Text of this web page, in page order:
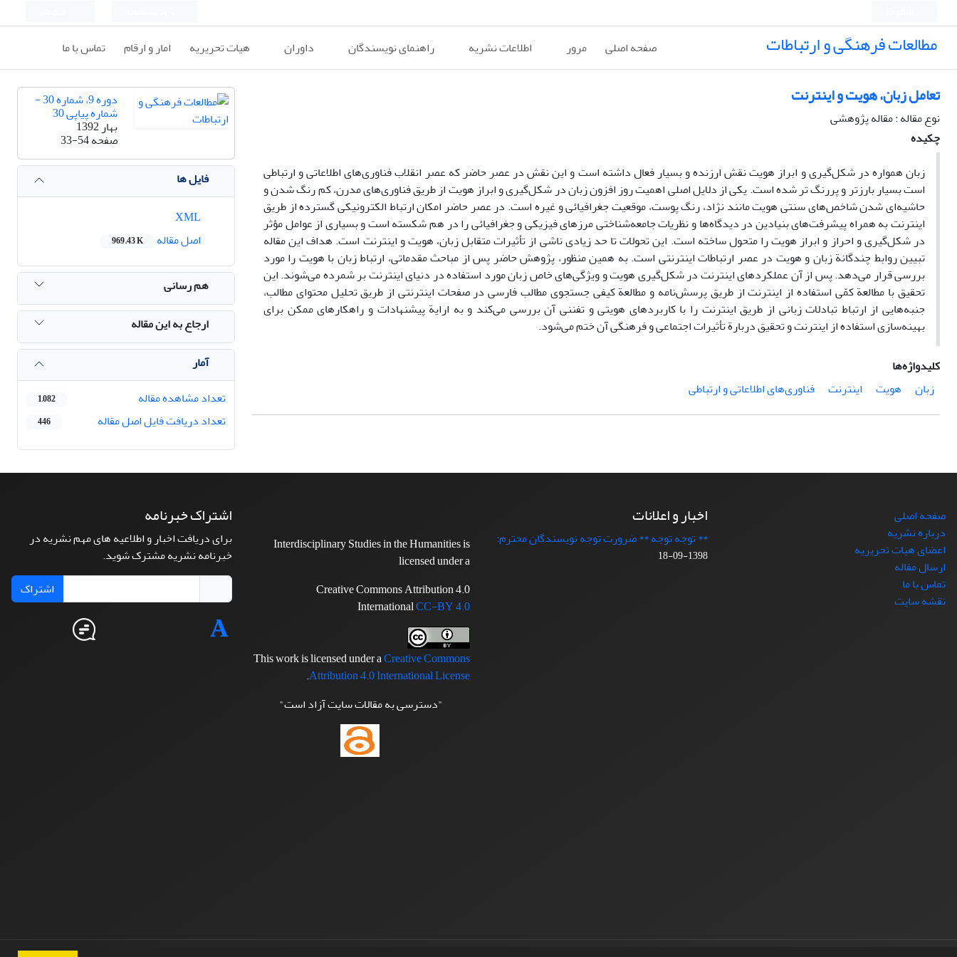
مطالعات فرهنگی و ارتباطات صفحه اصلی مرور اطلاعات نشریه راهنمای نویسندگان داوران هیات تحریریه امار و ارقام تماس با ما
تعامل زبان، هویت و اینترنت
نوع مقاله : مقاله پژوهشی
چکیده
زبان همواره در شکل‌گیری و ابراز هویت نقش ارزنده و بسیار فعال داشته است و این نقش در عصر حاضر که عصر انقلاب فناوری‌های اطلاعاتی و ارتباطی
است بسیار بارزتر و پررنگ تر شده است. یکی از دلایل اصلی اهمیت روز افزون زبان در شکل‌گیری و ابراز هویت از طریق فناوری‌های مدرن، کم رنگ شدن و
حاشیه‌ای شدن شاخص‌های سنتی هویت مانند نژاد، رنگ پوست، موقعیت جغرافیائی و غیره است. در عصر حاضر امکان ارتباط الکترونیکی گسترده از طریق
اینترنت به همراه پیشرفت‌های بنیادین در دیدگاه‌ها و نظریات جامعه‌شناختی مرزهای فیزیکی و جغرافیائی را در هم شکسته است و بسیاری از عوامل مؤثر
در شکل‌گیری و احراز و ابراز هویت را متحول ساخته است. این تحولات تا حد زیادی ناشی از تأثیرات متقابل زبان، هویت و اینترنت است. هداف این مقاله
تبیین روابط چندگانة زبان و هویت در عصر ارتباطات اینترنتی است. به همین منظور، پژوهش حاضر پس از مباحث مقدماتی، ارتباط زبان با هویت را مورد
بررسی قرار می‌دهد. پس از آن عملکردهای اینترنت در شکل‌گیری هویت و ویژگی‌های خاص زبان مورد استفاده در دنیای اینترنت بر شمرده می‌شوند. این
تحقیق با مطالعة کمّی استفاده از اینترنت از طریق پرسش‌نامه و مطالعة کیفی جستجوی مطالب فارسی در صفحات اینترنتی از طریق تحلیل محتوای مطالب،
جنبه‌هایی از ارتباط تبادلات زبانی از طریق اینترنت را با کاربردهای هویتی و تفننی آن بررسی می‌کند و به ارایة پیشنهادات و راهکارهای ممکن برای
بهینه‌سازی استفاده از اینترنت و تحقیق دربارة تأثیرات اجتماعی و فرهنگی آن ختم می‌شود.
کلیدواژه‌ها
زبان
هویت اینترنت فناوری‌های اطلاعاتی و ارتباطی
دوره 9، شماره 30 -
شماره پیاپی 30
بهار 1392
صفحه33-54
فایل ها
اصل مقاله
969.43 K
هم رسانی
ارجاع به این مقاله
آمار
تعداد مشاهده مقاله
1,082
تعداد دریافت فایل اصل مقاله 446
صفحه اصلی
درباره نشریه
اعضای هیات تحریریه
ارسال مقاله
تماس با ما
نقشه سایت
اخبار و اعلانات
** توجه توجه ** ضرورت توجه نویسندگان محترم:
1398-09-18
Interdisciplinary Studies in the Humanities is
licensed under a
Creative Commons Attribution 4.0
InternationalCC-BY 4.0
This work is licensed under aCreative Commons
Attribution 4.0 International License
.
"دسترسی به مقالات سایت آزاد است"
اشتراک خبرنامه
برای دریافت اخبار و اطلاعیه های مهم نشریه در
خبرنامه نشریه مشترک شوید.
اشتراک